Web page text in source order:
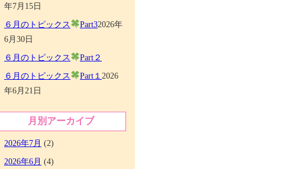
年7月15日
６月のトピックス Part32026年
6月30日
６月のトピックス Part２
６月のトピックス Part１ 2026
年6月21日
月別アーカイブ
2026年7月 (2)
2026年6月 (4)